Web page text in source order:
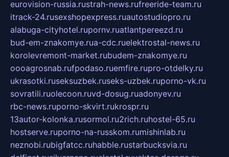
eurovision-russia.rustrah-news.rufreeride-team.ru
itrack-24.rusexshopexpress.ruautostudiopro.ru
alabuga-cityhotel.rupornv.ruatlantpereezd.ru
bud-em-znakomye.rua-cdc.ruelektrostal-news.ru
korolevremont-market.rubudem-znakomye.ru
oooagrosnab.rufpodaso.ruemfire.rupro-otdelky.ru
ukrasotki.ruseksuzbek.ruseks-uzbek.ruporno-vk.ru
sovratili.ruolecoon.ruvd-dosug.ruadonyev.ru
rbc-news.ruporno-skvirt.rukrospr.ru
13autor-kolonka.rusormol.ru2rich.ruhostel-65.ru
hostserve.ruporno-na-russkom.rumishinlab.ru
neznobi.rubigfatcc.ruhabble.rustarbucksvia.ru